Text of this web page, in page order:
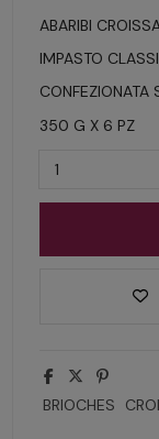
ABARIBI
IMPASTO
CONFEZIONATA
350 G X 6 PZ
BRIOCHES